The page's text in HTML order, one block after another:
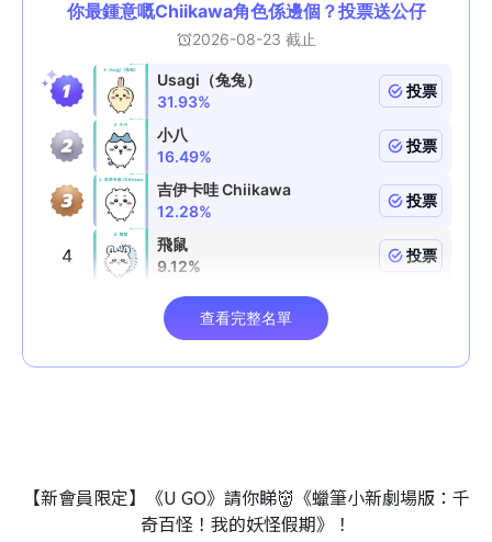
【新會員限定】《U GO》請你睇👹《蠟筆小新劇場版：千
奇百怪！我的妖怪假期》！